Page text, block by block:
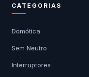
CATEGORIAS
Domótica
Sem Neutro
Interruptores